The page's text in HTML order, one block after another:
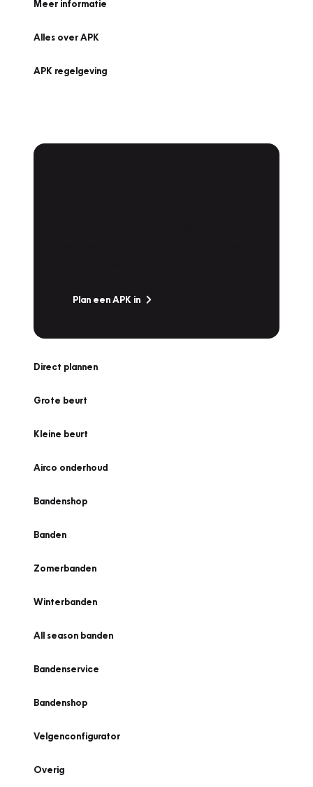
Meer informatie
Alles over APK
APK regelgeving
Plan een APK in
Direct plannen
Grote beurt
Kleine beurt
Airco onderhoud
Bandenshop
Banden
Zomerbanden
Winterbanden
All season banden
Bandenservice
Bandenshop
Velgenconfigurator
Overig